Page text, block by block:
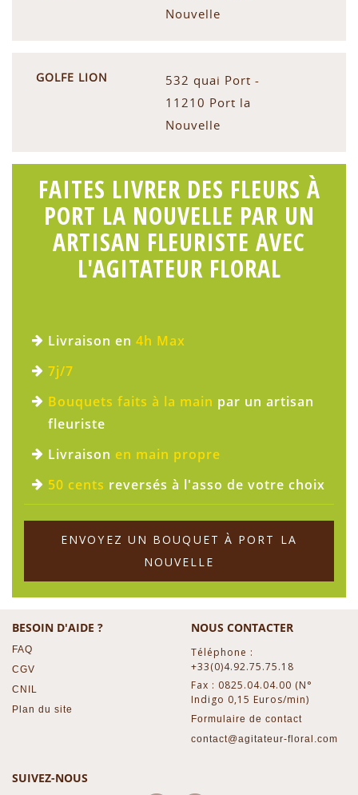
Nouvelle
GOLFE LION
532 quai Port -
11210 Port la
Nouvelle
FAITES LIVRER DES FLEURS À
PORT LA NOUVELLE PAR UN
ARTISAN FLEURISTE AVEC
L'AGITATEUR FLORAL
Livraison en 4h Max
7j/7
Bouquets faits à la main par un artisan
fleuriste
Livraison en main propre
50 cents reversés à l'asso de votre choix
ENVOYEZ UN BOUQUET À PORT LA
NOUVELLE
BESOIN D'AIDE ?
FAQ
CGV
CNIL
Plan du site
NOUS CONTACTER
Téléphone :
+33(0)4.92.75.75.18
Fax : 0825.04.04.00 (N°
Indigo 0,15 Euros/min)
Formulaire de contact
contact@agitateur-floral.com
SUIVEZ-NOUS